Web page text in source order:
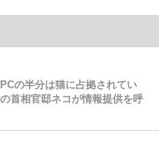
の半分は猫に占拠されてい
首相官邸ネコが情報提供を呼